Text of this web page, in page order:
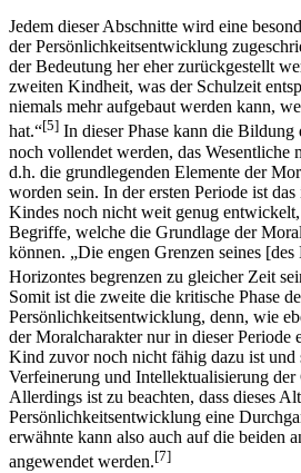
Jedem dieser Abschnitte wird eine
der Persönlichkeitsentwicklung
der Bedeutung her eher zurückgestellt
zweiten Kindheit, was der Schulzeit
niemals mehr aufgebaut werden kann,
hat.“[5] In dieser Phase kann die Bildung
noch vollendet werden, das Wesentliche
d.h. die grundlegenden Elemente der
worden sein. In der ersten Periode ist
Kindes noch nicht weit genug
Begriffe, welche die Grundlage der
können. „Die engen Grenzen seines
Horizontes begrenzen zu gleicher Zeit
Somit ist die zweite die kritische Phase
Persönlichkeitsentwicklung, denn, wie
der Moralcharakter nur in dieser Periode
Kind zuvor noch nicht fähig dazu ist und
Verfeinerung und Intellektualisierung
Allerdings ist zu beachten, dass dieses
Persönlichkeitsentwicklung eine
erwähnte kann also auch auf die beiden
angewendet werden.[7]